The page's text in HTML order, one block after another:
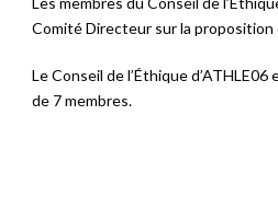
Comité Directeur sur la proposition
Le Conseil de l’Éthique d’ATHLE06
de 7 membres.